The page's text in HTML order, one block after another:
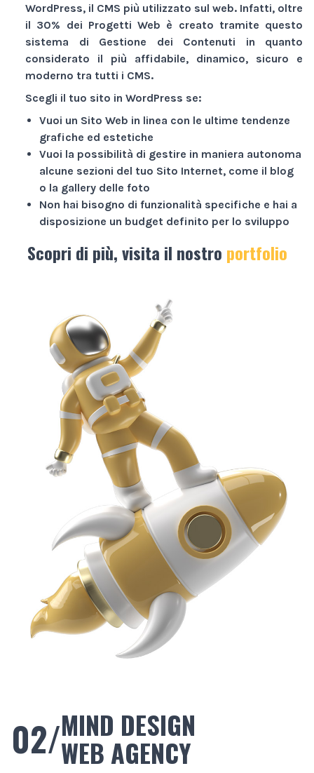
WordPress, il CMS più utilizzato sul web. Infatti, oltre
il 30% dei Progetti Web è creato tramite questo
sistema di Gestione dei Contenuti in quanto
considerato il più affidabile, dinamico, sicuro e
moderno tra tutti i CMS.
Scegli il tuo sito in WordPress se:
Vuoi un Sito Web in linea con le ultime tendenze
grafiche ed estetiche
Vuoi la possibilità di gestire in maniera autonoma
alcune sezioni del tuo Sito Internet, come il blog
o la gallery delle foto
Non hai bisogno di funzionalità specifiche e hai a
disposizione un budget definito per lo sviluppo
Scopri di più, visita il nostro portfolio
02/MIND DESIGN
WEB AGENCY